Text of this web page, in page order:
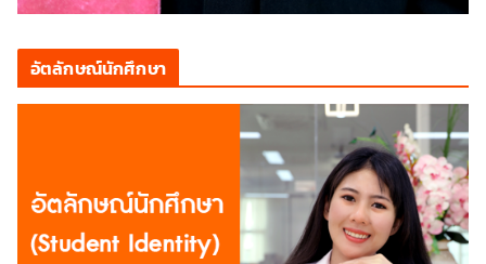
อัตลักษณ์นักศึกษา